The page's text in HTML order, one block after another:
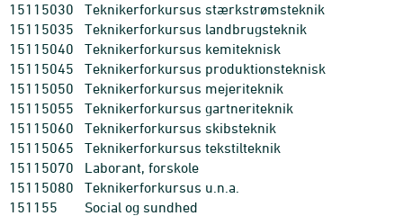
15115030
Teknikerforkursus stærkstrømsteknik
15115035
Teknikerforkursus landbrugsteknik
15115040
Teknikerforkursus kemiteknisk
15115045
Teknikerforkursus produktionsteknisk
15115050
Teknikerforkursus mejeriteknik
15115055
Teknikerforkursus gartneriteknik
15115060
Teknikerforkursus skibsteknik
15115065
Teknikerforkursus tekstilteknik
15115070
Laborant, forskole
15115080
Teknikerforkursus u.n.a.
151155
Social og sundhed